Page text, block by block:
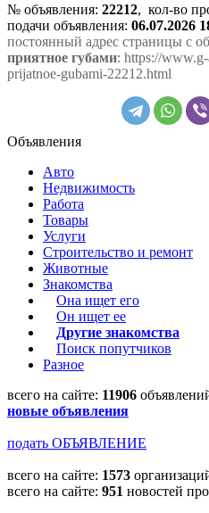
№ объявления: 22212, кол-во
подачи объявления: 06.07.2026
постоянный адрес страницы с
приятное губами: https://
prijatnoe-gubami-22212.html
Объявления
Авто
Недвижимость
Работа
Товары
Услуги
Строительство и ремонт
Животные
Знакомства
Она ищет его
Он ищет ее
Другие знакомства
Поиск попутчиков
Разное
всего на сайте: 11906
новые объявления
подать ОБЪЯВЛЕНИЕ
всего на сайте: 1573
всего на сайте: 951 новостей